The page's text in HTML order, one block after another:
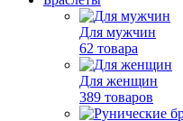
Для мужчин
62 товара
Для женщин
389 товаров